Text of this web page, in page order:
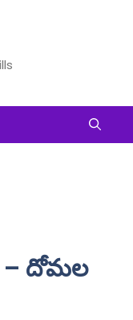
– దోమల